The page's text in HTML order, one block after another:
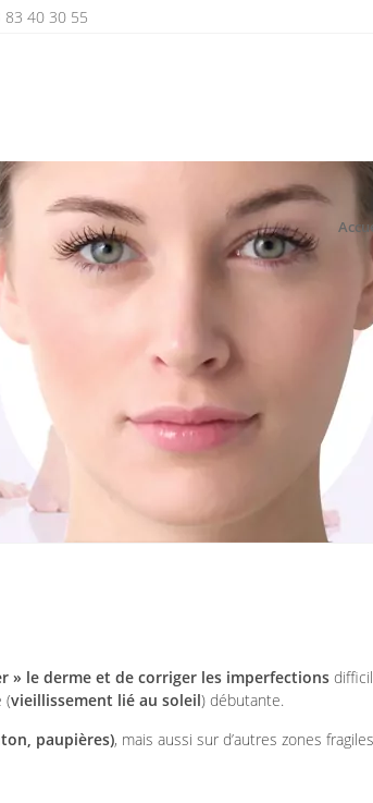
83 40 30 55
» le derme et de corriger les imperfections
(vieillissement lié au soleil) débutante.
paupières), mais aussi sur d’autres zones